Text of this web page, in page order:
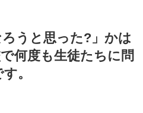
ろうと思った?」かは
何度も生徒たちに問
。